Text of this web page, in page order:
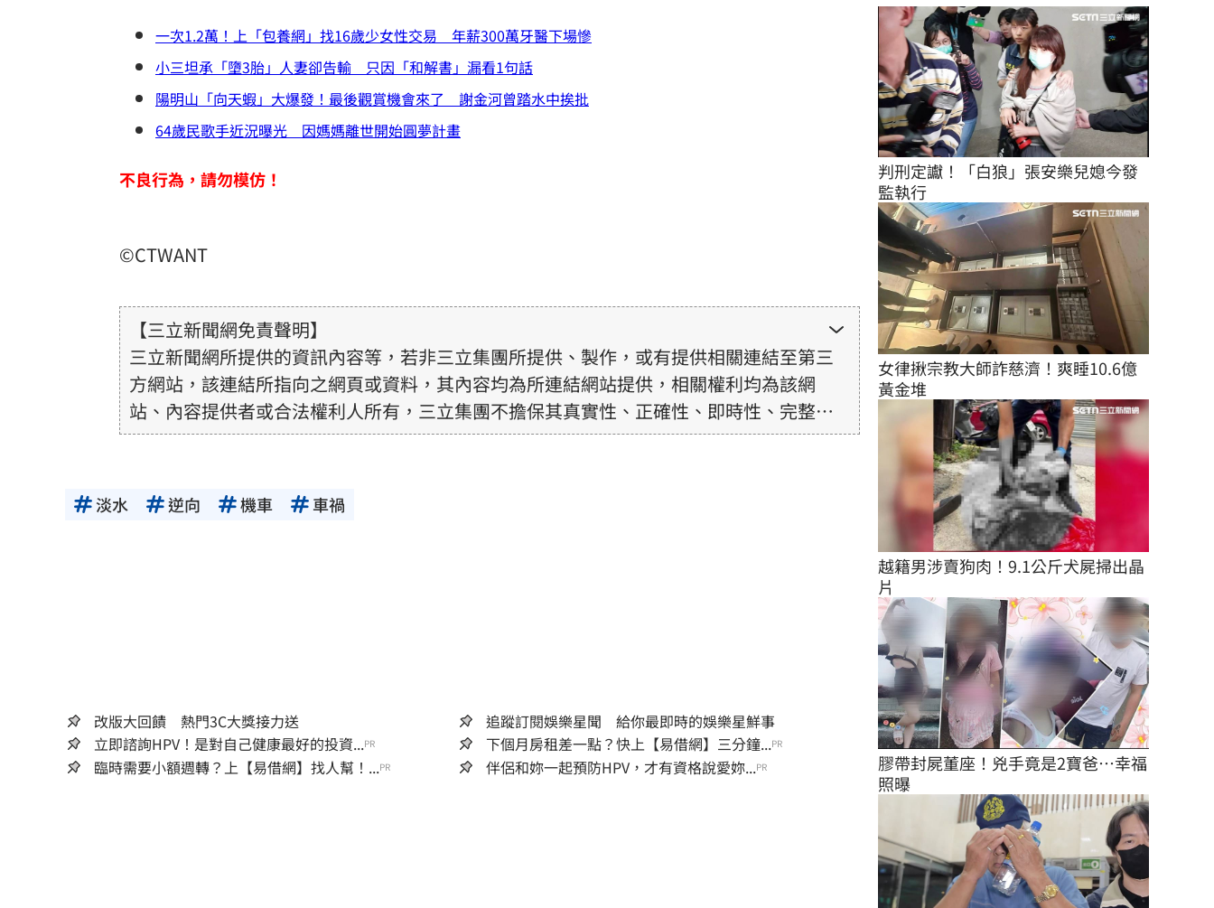
一次1.2萬！上「包養網」找16歲少女性交易 年薪300萬牙醫下場慘
小三坦承「墮3胎」人妻卻告輸 只因「和解書」漏看1句話
陽明山「向天蝦」大爆發！最後觀賞機會來了 謝金河曾踏水中挨批
64歲民歌手近況曝光 因媽媽離世開始圓夢計畫
不良行為，請勿模仿！
©CTWANT
【三立新聞網免責聲明】
三立新聞網所提供的資訊內容等，若非三立集團所提供、製作，或有提供相關連結至第三
方網站，該連結所指向之網頁或資料，其內容均為所連結網站提供，相關權利均為該網
站、內容提供者或合法權利人所有，三立集團不擔保其真實性、正確性、即時性、完整性
或合法性。三立新聞網所提供的資訊內容，若其著作權不屬於三立集團所有，使用者未取
用者自負全責。
淡水 逆向 機車 車禍
改版大回饋 熱門3C大獎接力送
追蹤訂閱娛樂星聞 給你最即時的娛樂星鮮事
立即諮詢HPV！是對自己健康最好的投資...PR 下個月房租差一點？快上【易借網】三分鐘...PR
臨時需要小額週轉？上【易借網】找人幫！...PR 伴侶和妳一起預防HPV，才有資格說愛妳...PR
判刑定讞！「白狼」張安樂兒媳今發
監執行
女律揪宗教大師詐慈濟！爽睡10.6億
黃金堆
越籍男涉賣狗肉！9.1公斤犬屍掃出晶
片
膠帶封屍董座！兇手竟是2寶爸…幸福
照曝